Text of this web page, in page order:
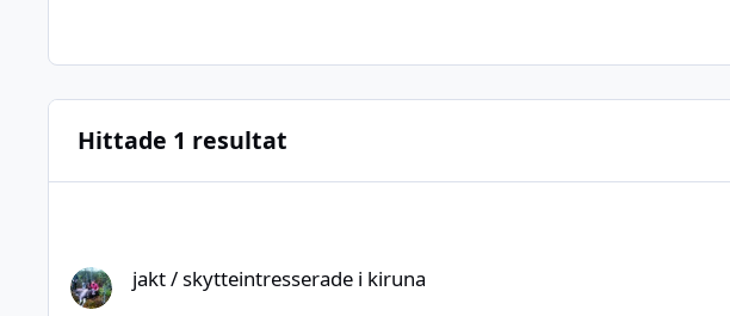
Hittade 1 resultat
jakt / skytteintresserade i kiruna